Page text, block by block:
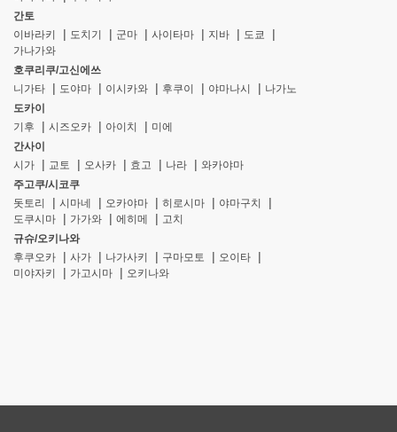
간토
이바라키
도치기 군마 사이타마 지바
도쿄
가나가와
호쿠리쿠/고신에쓰
니가타
도야마 이시카와 후쿠이 야마나시
나가노
도카이
기후
시즈오카 아이치
미에
간사이
시가
교토 오사카 효고 나라
와카야마
주고쿠/시코쿠
돗토리
시마네 오카야마 히로시마
야마구치
도쿠시마
가가와 에히메
고치
규슈/오키나와
후쿠오카
사가 나가사키 구마모토
오이타
미야자키
가고시마 오키나와